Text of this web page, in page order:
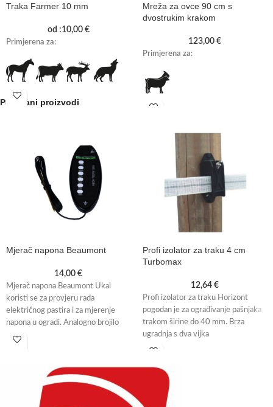
Traka Farmer 10 mm
od :10,00 €
Primjerena za:
Mreža za ovce 90 cm s
dvostrukim krakom
123,00 €
Primjerena za:
Svojstva:
Povezani proizvodi
Mjerač napona Beaumont
14,00 €
Mjerač napona Beaumont Ukal
koristi se za provjeru rada
električnog pastira i za mjerenje
napona u ogradi. Analogno brojilo
ima
Profi izolator za traku 4 cm
Turbomax
12,64 €
Profi izolator za traku Horizont
pogodan je za ograđivanje pašnjaka
trakom širine do 40 mm. Brza
ugradnja s dva vijka